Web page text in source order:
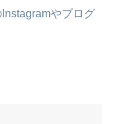
やブログ